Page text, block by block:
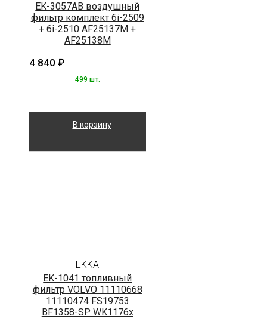
EK-3057AB воздушный
фильтр комплект 6i-2509
+ 6i-2510 AF25137M +
AF25138M
4 840 ₽
499 шт.
В корзину
EKKA
EK-1041 топливный
фильтр VOLVO 11110668
11110474 FS19753
BF1358-SP WK1176x